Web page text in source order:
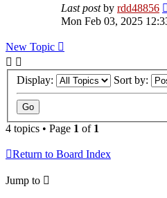
Last postby rdd48856
Mon Feb 03, 2025
New Topic
Display: Sort by:
4 topics • Page 1 of 1
Return to Board Index
Jump to